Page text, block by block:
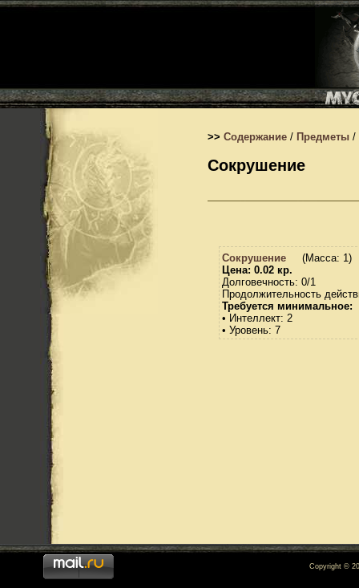
>> Содержание / Предметы /
Сокрушение
Сокрушение
(Масса: 1)
Цена: 0.02 кр.
Долговечность: 0/1
Продолжительность
Требуется минимальное:
• Интеллект: 2
• Уровень: 7
Copyright ©